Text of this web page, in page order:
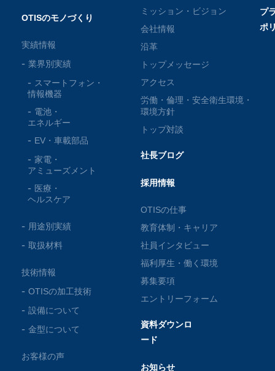
OTISのモノづくり
実績情報
業界別実績
スマートフォン・
情報機器
電池・
エネルギー
EV・車載部品
家電・
アミューズメント
医療・
ヘルスケア
用途別実績
取扱材料
技術情報
OTISの加工技術
設備について
金型について
お客様の声
ミッション・ビジョン
会社情報
沿革
トップメッセージ
アクセス
労働・倫理・安全衛生環境・
環境方針
トップ対談
社長ブログ
採用情報
OTISの仕事
教育体制・キャリア
社員インタビュー
福利厚生・働く環境
募集要項
エントリーフォーム
資料ダウンロ
ード
お知らせ
プ
ポ